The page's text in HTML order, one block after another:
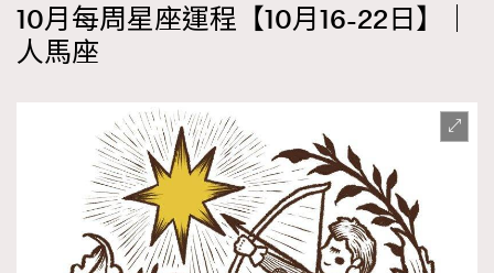
10月每周星座運程【10月16-22日】｜
人馬座